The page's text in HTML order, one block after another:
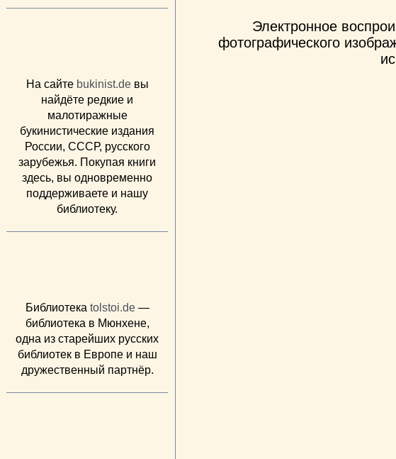
На сайте bukinist.deвы
найдёте редкие и
малотиражные
букинистические издания
России, СССР, русского
зарубежья. Покупая книги
здесь, вы одновременно
поддерживаете и нашу
библиотеку.
Библиотека tolstoi.de—
библиотека в Мюнхене,
одна из старейших русских
библиотек в Европе и наш
дружественный партнёр.
Электронное
фотографического